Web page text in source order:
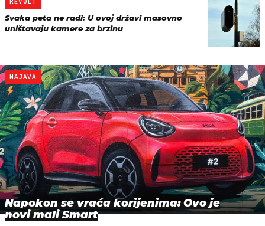
REVOLT
Svaka peta ne radi: U ovoj državi masovno
uništavaju kamere za brzinu
NAJAVA
Napokon se vraća korijenima: Ovo je
novi mali Smart